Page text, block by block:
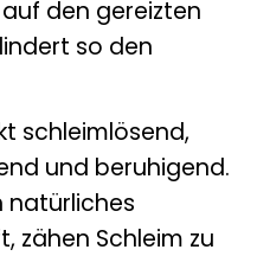
den gereizten
so den
schleimlösend,
und beruhigend.
natürliches
zähen Schleim zu